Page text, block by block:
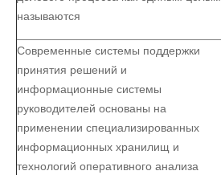
называются
Современные системы поддержки
принятия решений и
информационные системы
руководителей основаны на
применении специализированных
информационных хранилищ и
технологий оперативного анализа